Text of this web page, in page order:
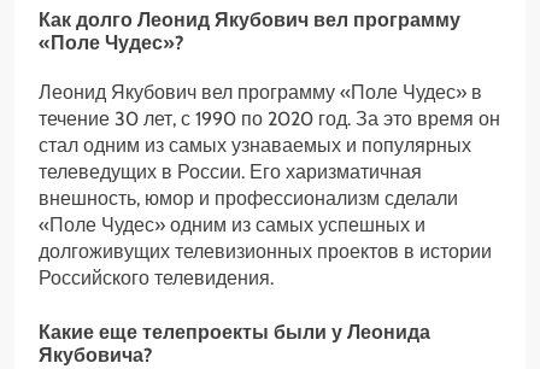
Как долго Леонид Якубович вел программу
«Поле Чудес»?
Леонид Якубович вел программу «Поле Чудес» в
течение 30 лет, с 1990 по 2020 год. За это время он
стал одним из самых узнаваемых и популярных
телеведущих в России. Его харизматичная
внешность, юмор и профессионализм сделали
«Поле Чудес» одним из самых успешных и
долгоживущих телевизионных проектов в истории
Российского телевидения.
Какие еще телепроекты были у Леонида
Якубовича?